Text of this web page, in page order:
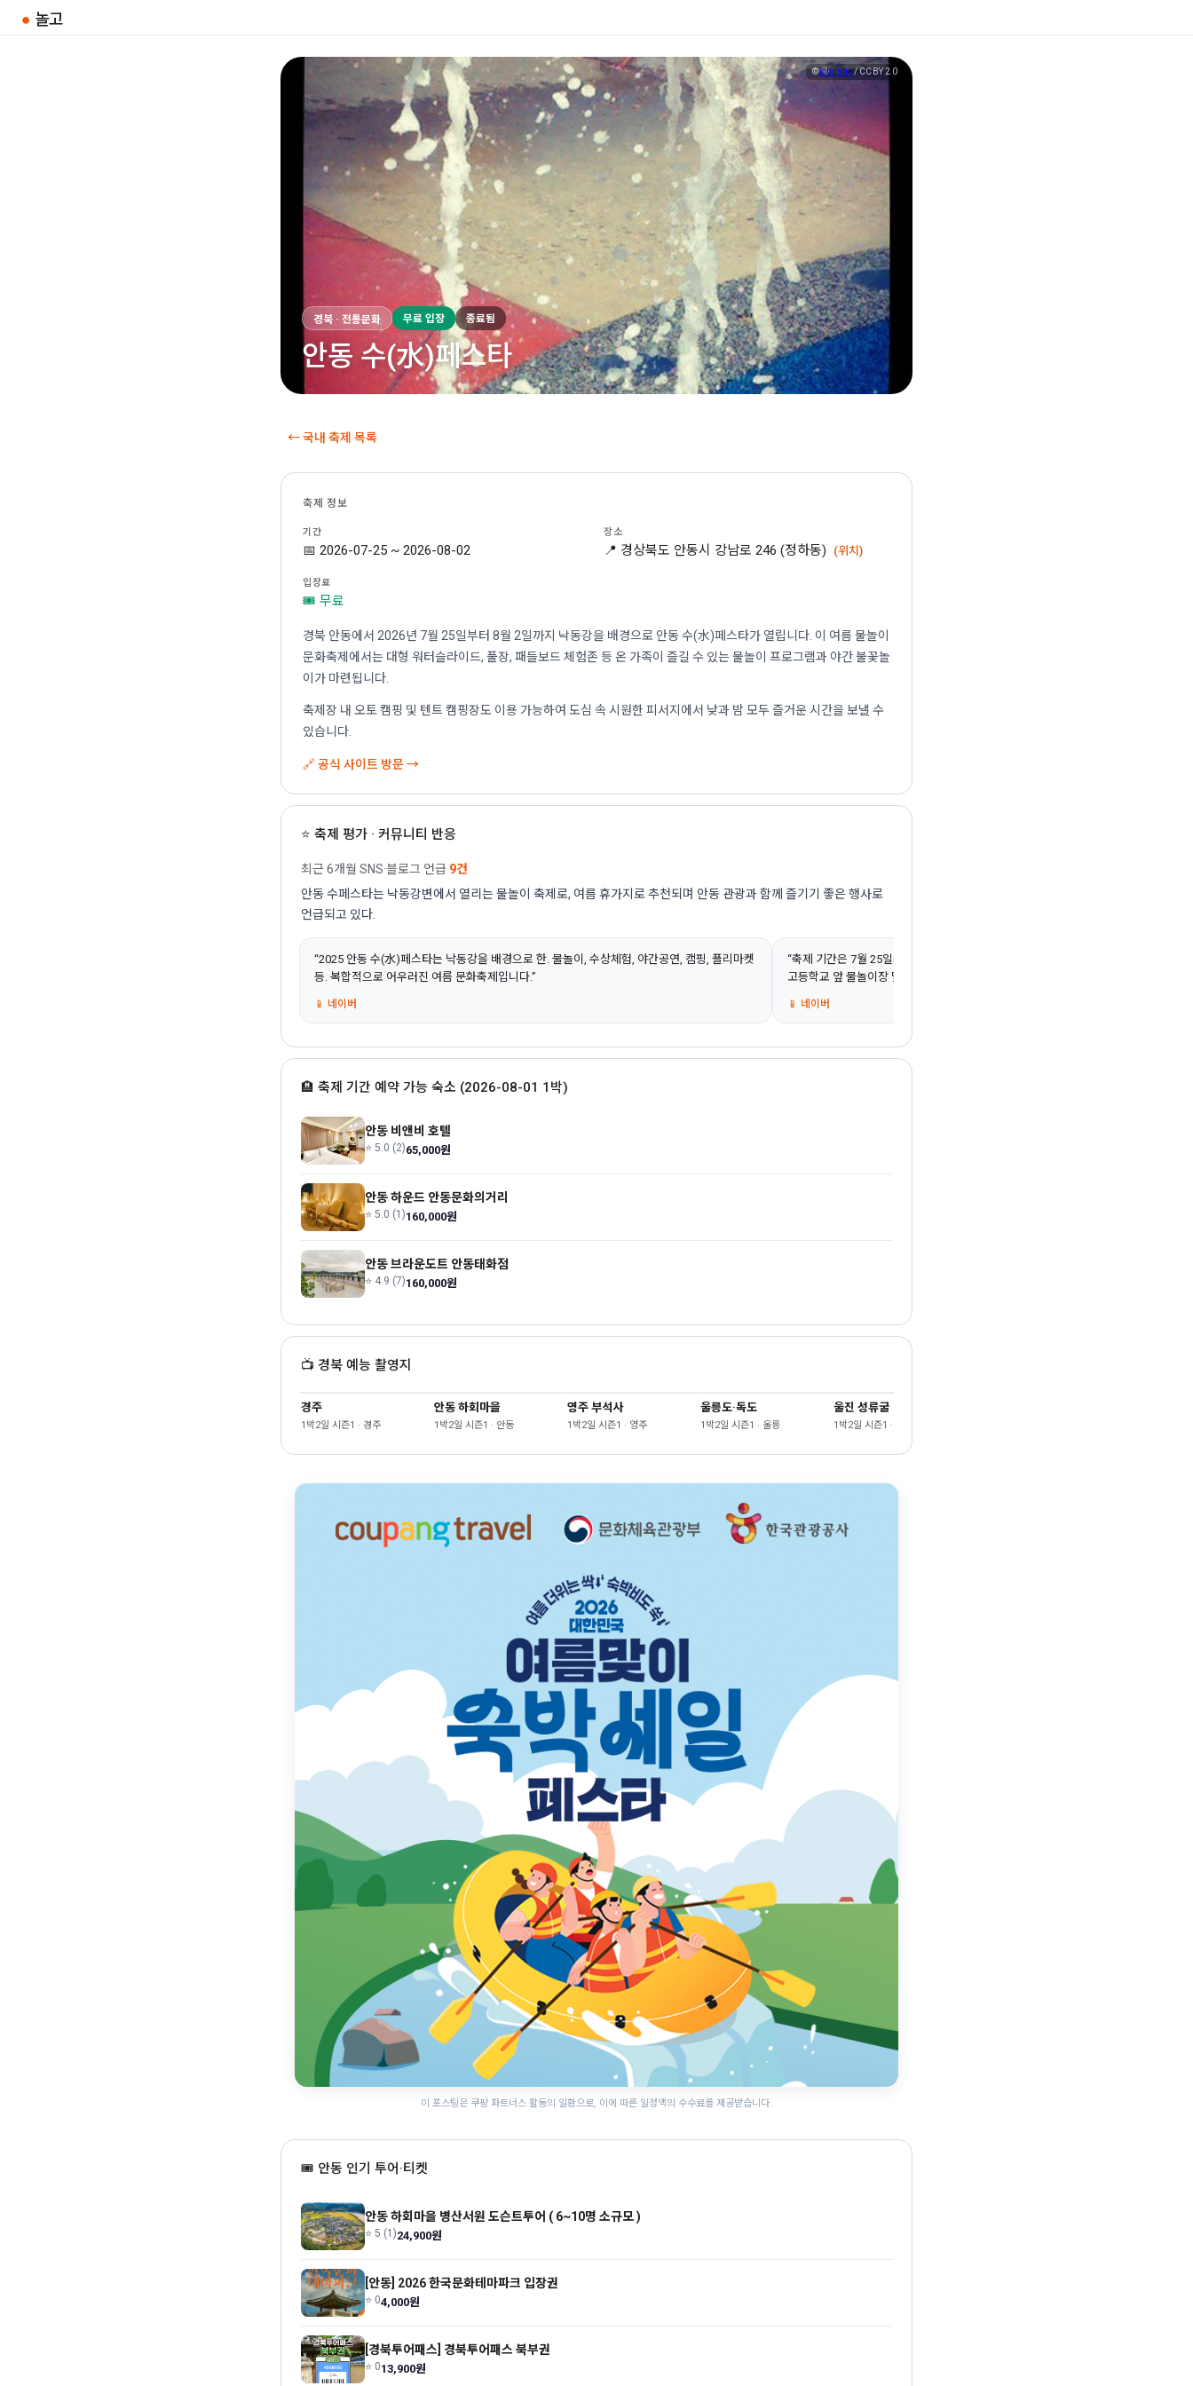
● 놀고
©jchristin/ CC BY 2.0
경북 · 전통문화 무료 입장 종료됨
안동 수(水)페스타
← 국내 축제 목록
축제 정보
기간
📅 2026-07-25 ~ 2026-08-02
장소
📍 경상북도 안동시 강남로 246 (정하동) (위치)
입장료
🎟 무료
경북 안동에서 2026년 7월 25일부터 8월 2일까지 낙동강을 배경으로 안동 수(水)페스타가 열립니다. 이 여름 물놀이
문화축제에서는 대형 워터슬라이드, 풀장, 패들보드 체험존 등 온 가족이 즐길 수 있는 물놀이 프로그램과 야간 불꽃놀
이가 마련됩니다.
축제장 내 오토 캠핑 및 텐트 캠핑장도 이용 가능하여 도심 속 시원한 피서지에서 낮과 밤 모두 즐거운 시간을 보낼 수
있습니다.
🔗 공식 사이트 방문 →
⭐ 축제 평가 · 커뮤니티 반응
최근 6개월 SNS·블로그 언급 9건
안동 수페스타는 낙동강변에서 열리는 물놀이 축제로, 여름 휴가지로 추천되며 안동 관광과 함께 즐기기 좋은 행사로
언급되고 있다.
“2025 안동 수(水)페스타는 낙동강을 배경으로 한. 물놀이, 수상체험, 야간공연, 캠핑, 플리마켓
등. 복합적으로 어우러진 여름 문화축제입니다.”
📱 네이버
“축제 기간은 7월 25일(토)부터 8월 2일(일)까지 9일간 경북 안동시 낙동강 변 일원(성
고등학교 앞 물놀이장 및 녹전교 아래)에서 성대하게 펼쳐진다. ... 단순한 풀장”
📱 네이버
🏨 축제 기간 예약 가능 숙소 (2026-08-01 1박)
안동 비앤비 호텔
⭐ 5.0 (2)65,000원
안동 하운드 안동문화의거리
⭐ 5.0 (1)160,000원
안동 브라운도트 안동태화점
⭐ 4.9 (7)160,000원
📺 경북 예능 촬영지
경주
1박2일 시즌1 · 경주
안동 하회마을
1박2일 시즌1 · 안동
영주 부석사
1박2일 시즌1 · 영주
울릉도·독도
1박2일 시즌1 · 울릉
울진 성류굴
1박2일 시즌1 · 울진
이 포스팅은 쿠팡 파트너스 활동의 일환으로, 이에 따른 일정액의 수수료를 제공받습니다.
🎟 안동 인기 투어·티켓
안동 하회마을 병산서원 도슨트투어 ( 6~10명 소규모 )
⭐ 5 (1)24,900원
[안동] 2026 한국문화테마파크 입장권
⭐ 04,000원
[경북투어패스] 경북투어패스 북부권
⭐ 013,900원